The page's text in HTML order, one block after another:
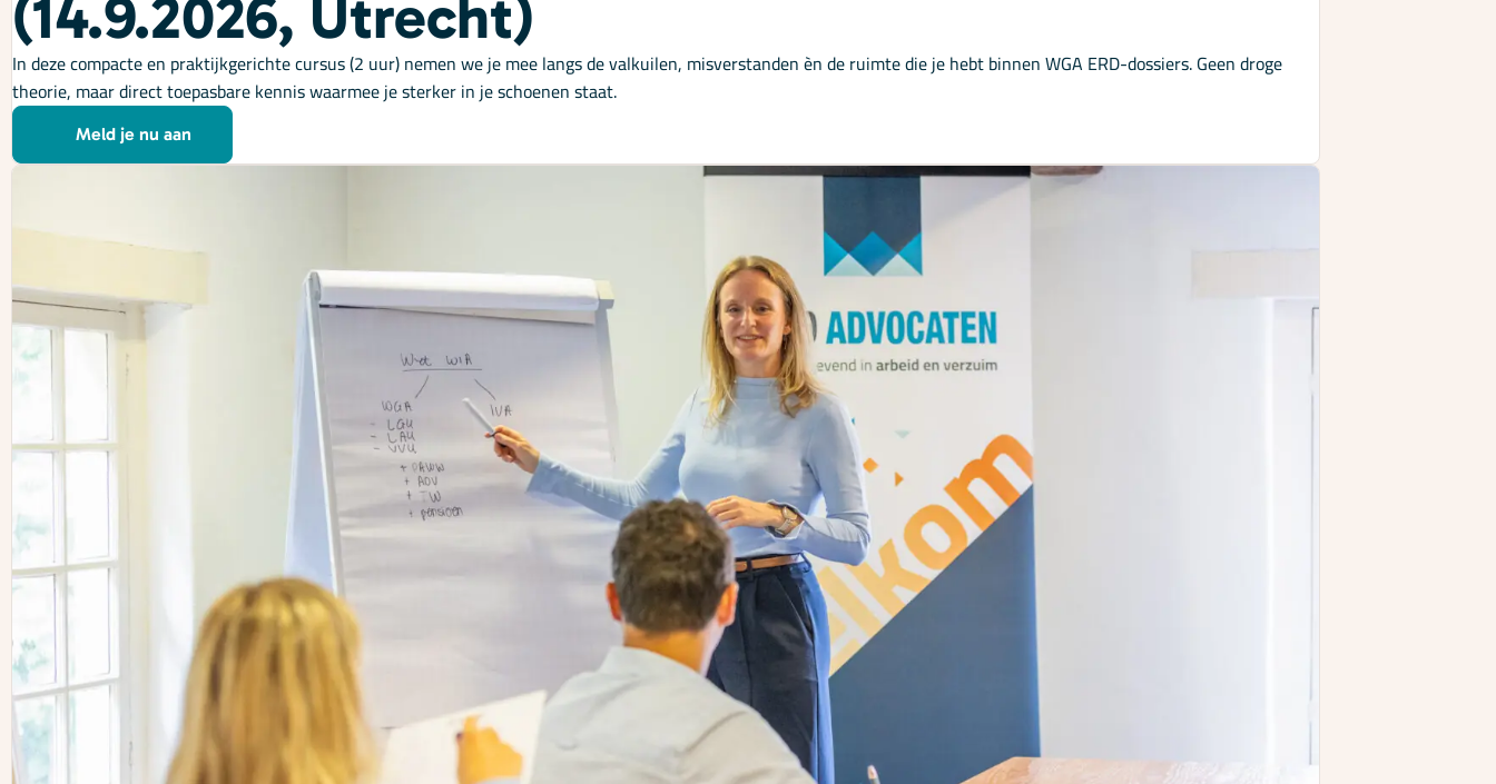
(14.9.2026, Utrecht)
In deze compacte en praktijkgerichte cursus (2 uur) nemen we je mee langs de valkuilen, misverstanden èn de ruimte die je hebt binnen WGA ERD-dossiers. Geen droge
theorie, maar direct toepasbare kennis waarmee je sterker in je schoenen staat.
Meld je nu aan